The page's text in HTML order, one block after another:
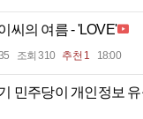
씨의 여름 - 'LOVE'
조회 310 추천 1 18:00
민주당이 개인정보